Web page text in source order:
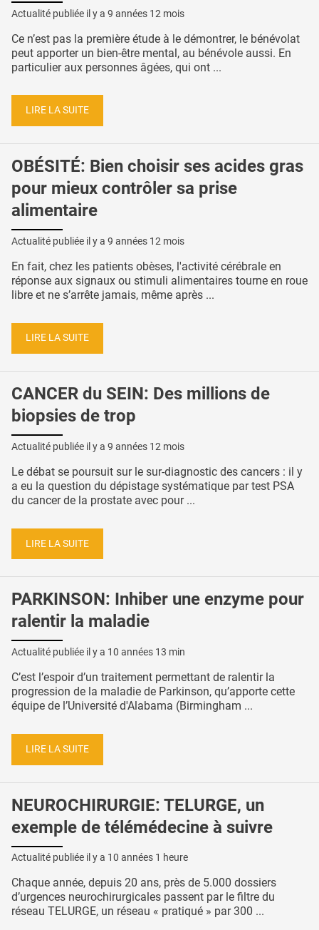
Actualité publiée il y a 9 années 12 mois
Ce n’est pas la première étude à le démontrer, le bénévolat
peut apporter un bien-être mental, au bénévole aussi. En
particulier aux personnes âgées, qui ont ...
LIRE LA SUITE
OBÉSITÉ: Bien choisir ses acides gras
pour mieux contrôler sa prise
alimentaire
Actualité publiée il y a 9 années 12 mois
En fait, chez les patients obèses, l'activité cérébrale en
réponse aux signaux ou stimuli alimentaires tourne en roue
libre et ne s’arrête jamais, même après ...
LIRE LA SUITE
CANCER du SEIN: Des millions de
biopsies de trop
Actualité publiée il y a 9 années 12 mois
Le débat se poursuit sur le sur-diagnostic des cancers : il y
a eu la question du dépistage systématique par test PSA
du cancer de la prostate avec pour ...
LIRE LA SUITE
PARKINSON: Inhiber une enzyme pour
ralentir la maladie
Actualité publiée il y a 10 années 13 min
C’est l’espoir d’un traitement permettant de ralentir la
progression de la maladie de Parkinson, qu’apporte cette
équipe de l’Université d'Alabama (Birmingham ...
LIRE LA SUITE
NEUROCHIRURGIE: TELURGE, un
exemple de télémédecine à suivre
Actualité publiée il y a 10 années 1 heure
Chaque année, depuis 20 ans, près de 5.000 dossiers
d’urgences neurochirurgicales passent par le filtre du
réseau TELURGE, un réseau « pratiqué » par 300 ...